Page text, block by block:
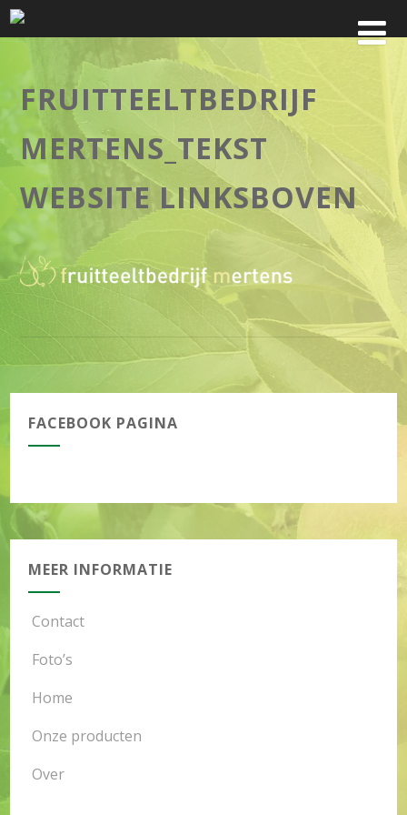
FRUITTEELTBEDRIJF
MERTENS_TEKST
WEBSITE LINKSBOVEN
FACEBOOK PAGINA
MEER INFORMATIE
Contact
Foto’s
Home
Onze producten
Over